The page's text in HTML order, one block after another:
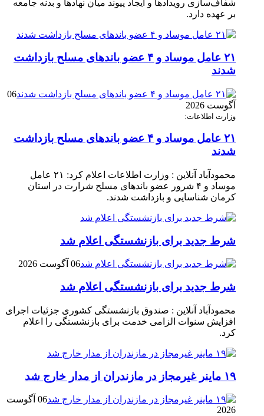
شفاف‌سازی رویدادها و ایجاد پیوند میان نهادها و بدنه جامعه
بر عهده دارد.
۲۱ عامل موساد و ۴ عضو باند‌های مسلح بازداشت
شدند
06
آگوست 2026
وزارت اطلاعات:
۲۱ عامل موساد و ۴ عضو باند‌های مسلح بازداشت
شدند
محمودآباد آنلاین : وزارت اطلاعات اعلام کرد: ۲۱ عامل
موساد و ۴ شرور عضو باند‌های مسلح شرارت در استان
کرمان شناسایی و بازداشت شدند.
شرط جدید برای بازنشستگی اعلام شد
06 آگوست 2026
شرط جدید برای بازنشستگی اعلام شد
محمودآباد آنلاین : صندوق بازنشستگی کشوری جزئیات اجرای
افزایش سنوات الزامی خدمت برای بازنشستگی را اعلام
کرد.
۱۹ ماینر غیرمجاز در مازندران از مدار خارج شد
06 آگوست
2026